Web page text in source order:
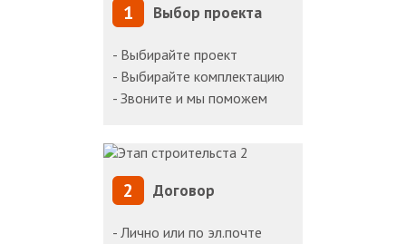
1 Выбор проекта
- Выбирайте проект
- Выбирайте комплектацию
- Звоните и мы поможем
2 Договор
- Лично или по эл.почте